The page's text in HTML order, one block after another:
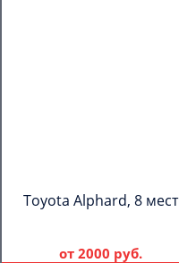
Toyota Alphard, 8 мест
от 2000 руб.